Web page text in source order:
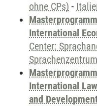
ohne CPs) -
International
Center:
International
and